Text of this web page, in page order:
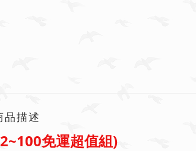
品描述
免運超值組)